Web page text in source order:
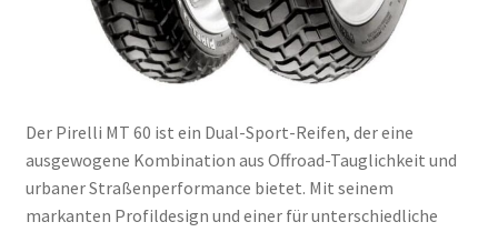
Der Pirelli MT 60 ist ein Dual-Sport-Reifen, der eine
ausgewogene Kombination aus Offroad-Tauglichkeit und
urbaner Straßenperformance bietet. Mit seinem
markanten Profildesign und einer für unterschiedliche